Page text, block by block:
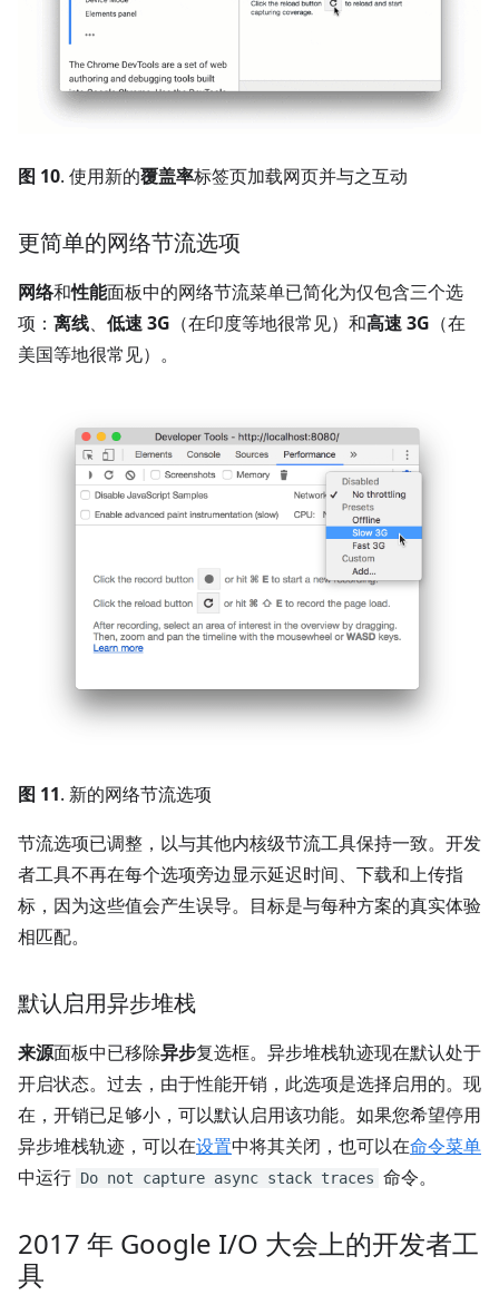
图 10. 使用新的覆盖率标签页加载网页并与之互动
更简单的网络节流选项
网络和性能面板中的网络节流菜单已简化为仅包含三个选
项： 离线、 低速 3G （在印度等地很常见）和高速 3G （在
美国等地很常见）。
图 11. 新的网络节流选项
节流选项已调整，以与其他内核级节流工具保持一致。开发
者工具不再在每个选项旁边显示延迟时间、下载和上传指
标，因为这些值会产生误导。目标是与每种方案的真实体验
相匹配。
默认启用异步堆栈
来源面板中已移除异步复选框。异步堆栈轨迹现在默认处于
开启状态。过去，由于性能开销，此选项是选择启用的。现
在，开销已足够小，可以默认启用该功能。如果您希望停用
异步堆栈轨迹，可以在设置中将其关闭，也可以在命令菜单
中运行 Do not capture async stack traces 命令。
2017 年 Google I/O 大会上的开发者工
具